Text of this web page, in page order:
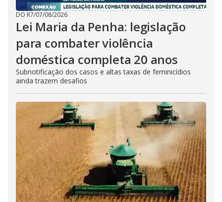
DO R7/07/08/2026
Lei Maria da Penha: legislação
para combater violência
doméstica completa 20 anos
Subnotificação dos casos e altas taxas de feminicídios
ainda trazem desafios